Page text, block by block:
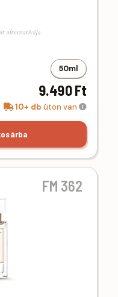
alternatívája
50ml
9.490 Ft
10+ db úton van
FM 362